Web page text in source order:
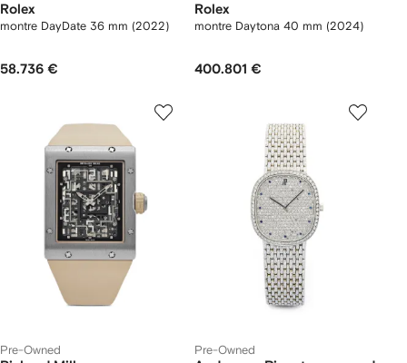
Rolex
montre DayDate 36 mm (2022)
58.736 €
Rolex
montre Daytona 40 mm (2024)
400.801 €
Pre-Owned Pre-Owned